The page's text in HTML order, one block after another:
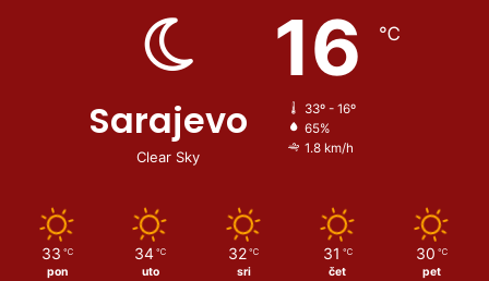
Sarajevo
Clear Sky
16 ℃
33º - 16º
65%
1.8 km/h
33 ℃
pon
34 ℃
uto
32 ℃
sri
31 ℃
čet
30 ℃
pet